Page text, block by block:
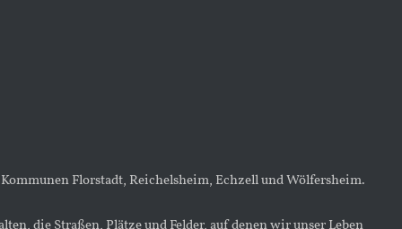
Florstadt, Reichelsheim, Echzell und Wölfersheim.